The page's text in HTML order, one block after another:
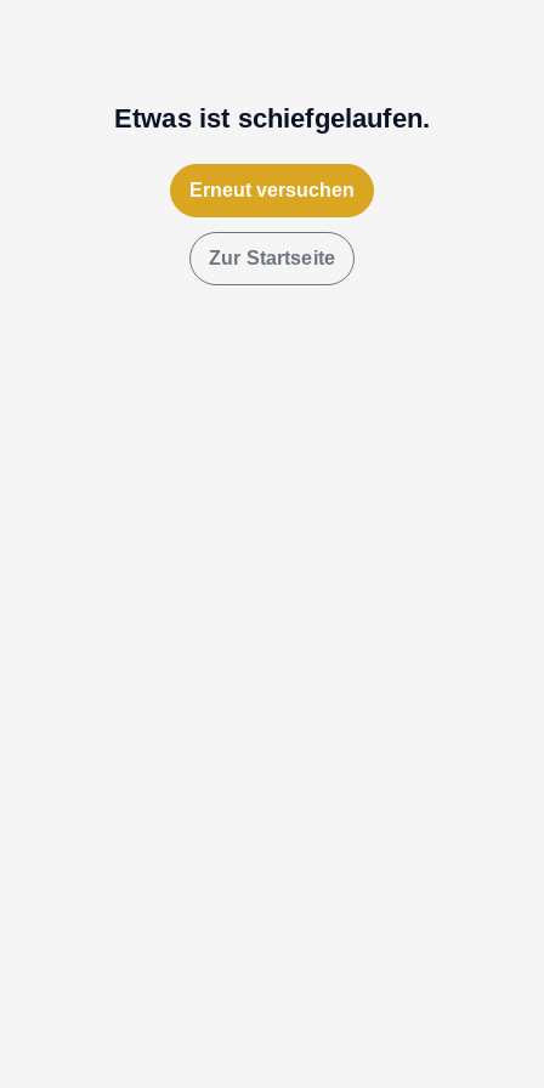
Etwas ist schiefgelaufen.
Erneut versuchen
Zur Startseite